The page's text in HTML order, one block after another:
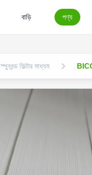
বাড়ি পণ্য
স্পুনবন্ড ফিল্টার মাধ্যম